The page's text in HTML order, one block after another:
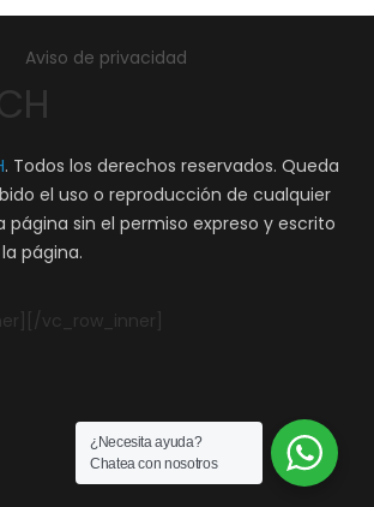
Aviso de privacidad
. Todos los derechos reservados. Queda
el uso o reproducción de cualquier
sin el permiso expreso y escrito
página.
vc_row_inner]
¿Necesita ayuda?
Chatea con nosotros